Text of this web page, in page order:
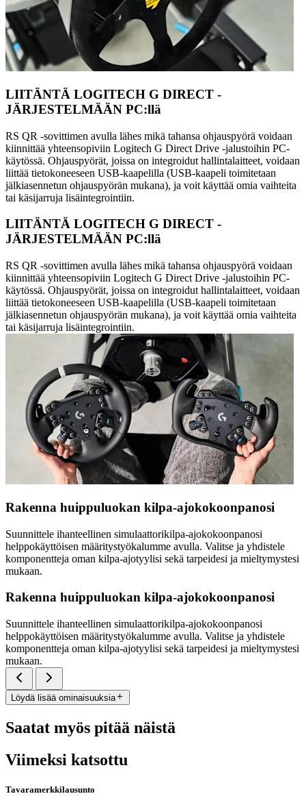
LIITÄNTÄ LOGITECH G DIRECT -
JÄRJESTELMÄÄN PC:llä
RS QR -sovittimen avulla lähes mikä tahansa ohjauspyörä voidaan
kiinnittää yhteensopiviin Logitech G Direct Drive -jalustoihin PC-
käytössä. Ohjauspyörät, joissa on integroidut hallintalaitteet, voidaan
liittää tietokoneeseen USB-kaapelilla (USB-kaapeli toimitetaan
jälkiasennetun ohjauspyörän mukana), ja voit käyttää omia vaihteita
tai käsijarruja lisäintegrointiin.
LIITÄNTÄ LOGITECH G DIRECT -
JÄRJESTELMÄÄN PC:llä
RS QR -sovittimen avulla lähes mikä tahansa ohjauspyörä voidaan
kiinnittää yhteensopiviin Logitech G Direct Drive -jalustoihin PC-
käytössä. Ohjauspyörät, joissa on integroidut hallintalaitteet, voidaan
liittää tietokoneeseen USB-kaapelilla (USB-kaapeli toimitetaan
jälkiasennetun ohjauspyörän mukana), ja voit käyttää omia vaihteita
tai käsijarruja lisäintegrointiin.
Rakenna huippuluokan kilpa-ajokokoonpanosi
Suunnittele ihanteellinen simulaattorikilpa-ajokokoonpanosi
helppokäyttöisen määritystyökalumme avulla. Valitse ja yhdistele
komponentteja oman kilpa-ajotyylisi sekä tarpeidesi ja mieltymystesi
mukaan.
Rakenna huippuluokan kilpa-ajokokoonpanosi
Suunnittele ihanteellinen simulaattorikilpa-ajokokoonpanosi
helppokäyttöisen määritystyökalumme avulla. Valitse ja yhdistele
komponentteja oman kilpa-ajotyylisi sekä tarpeidesi ja mieltymystesi
mukaan.
Löydä lisää ominaisuuksia
Saatat myös pitää näistä
Viimeksi katsottu
Tavaramerkkilausunto